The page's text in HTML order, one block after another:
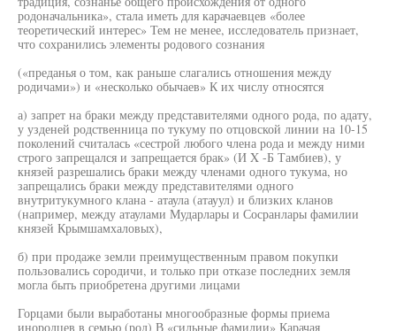
родоначальника», стала иметь для карачаевцев «более
теоретический интерес» Тем не менее, исследователь признает,
что сохранились элементы родового сознания
(«преданья о том, как раньше слагались отношения между
родичами») и «несколько обычаев» К их числу относятся
а) запрет на браки между представителями одного рода, по адату,
у узденей родственница по тукуму по отцовской линии на 10-15
поколений считалась «сестрой любого члена рода и между ними
строго запрещался и запрещается брак» (И X -Б Тамбиев), у
князей разрешались браки между членами одного тукума, но
запрещались браки между представителями одного
внутритукумного клана - атаула (атауул) и близких кланов
(например, между атаулами Мударлары и Сосранлары фамилии
князей Крымшамхаловых),
б) при продаже земли преимущественным правом покупки
пользовались сородичи, и только при отказе последних земля
могла быть приобретена другими лицами
Горцами были выработаны многообразные формы приема
инородцев в семью (род) В «сильные фамилии» Карачая